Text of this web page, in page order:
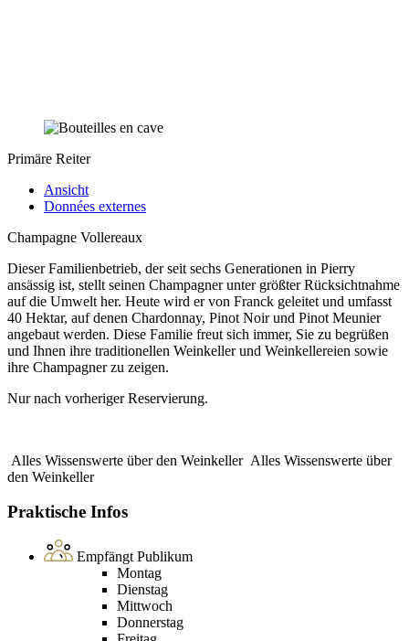
Primäre Reiter
Ansicht
Données externes
Champagne Vollereaux
Dieser Familienbetrieb, der seit sechs Generationen in Pierry
ansässig ist, stellt seinen Champagner unter größter Rücksichtnahme
auf die Umwelt her. Heute wird er von Franck geleitet und umfasst
40 Hektar, auf denen Chardonnay, Pinot Noir und Pinot Meunier
angebaut werden. Diese Familie freut sich immer, Sie zu begrüßen
und Ihnen ihre traditionellen Weinkeller und Weinkellereien sowie
ihre Champagner zu zeigen.
Nur nach vorheriger Reservierung.
Alles Wissenswerte über den Weinkeller Alles Wissenswerte über
den Weinkeller
Praktische Infos
Empfängt Publikum
Montag
Dienstag
Mittwoch
Donnerstag